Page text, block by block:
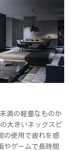
満の軽量なものか
大きいネックスピ
の使用で疲れを感
やゲームで長時間